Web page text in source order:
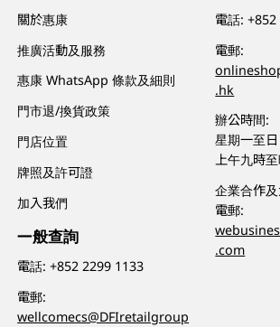
關於惠康
推廣活動及服務
惠康 WhatsApp 條款及細則
門市退/換貨政策
門店位置
牌照及許可證
加入我們
一般查詢
電話:+852 2299 1133
電郵:
wellcomecs@DFIretailgroup
電話:
電郵:
.hk
辦公時間:
星期一至日
上午九時
企業合作
電郵:
.com